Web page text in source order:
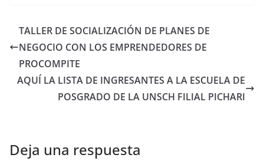
TALLER DE SOCIALIZACIÓN DE PLANES DE
NEGOCIO CON LOS EMPRENDEDORES DE
PROCOMPITE
AQUÍ LA LISTA DE INGRESANTES A LA ESCUELA DE
POSGRADO DE LA UNSCH FILIAL PICHARI
Deja una respuesta